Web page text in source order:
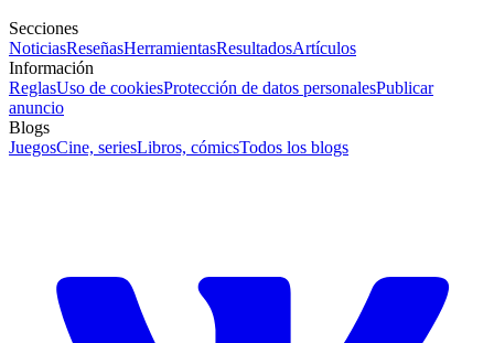
Secciones
NoticiasReseñasHerramientasResultadosArtículos
Información
ReglasUso de cookiesProtección de datos personalesPublicar
anuncio
Blogs
JuegosCine, seriesLibros, cómicsTodos los blogs